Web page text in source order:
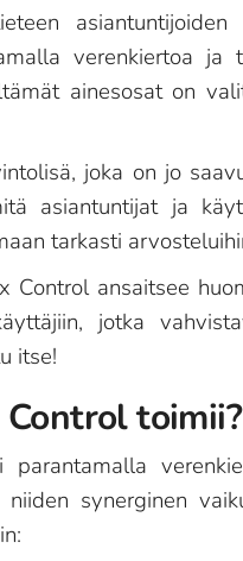
verenkiertoa ja
ainesosat on
joka on jo
asiantuntijat ja
tarkasti
Control ansaitsee
jotka
itse!
toimii?
parantamalla
niiden synerginen